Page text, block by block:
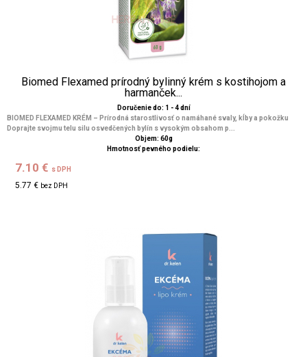
Biomed Flexamed prírodný bylinný krém s kostihojom a
harmanček...
Doručenie do: 1 - 4 dní
BIOMED FLEXAMED KRÉM – Prírodná starostlivosť o namáhané svaly, kĺby a pokožku
Doprajte svojmu telu silu osvedčených bylín s vysokým obsahom p...
Objem: 60g
Hmotnosť pevného podielu:
7.10 € s DPH
5.77 € bez DPH